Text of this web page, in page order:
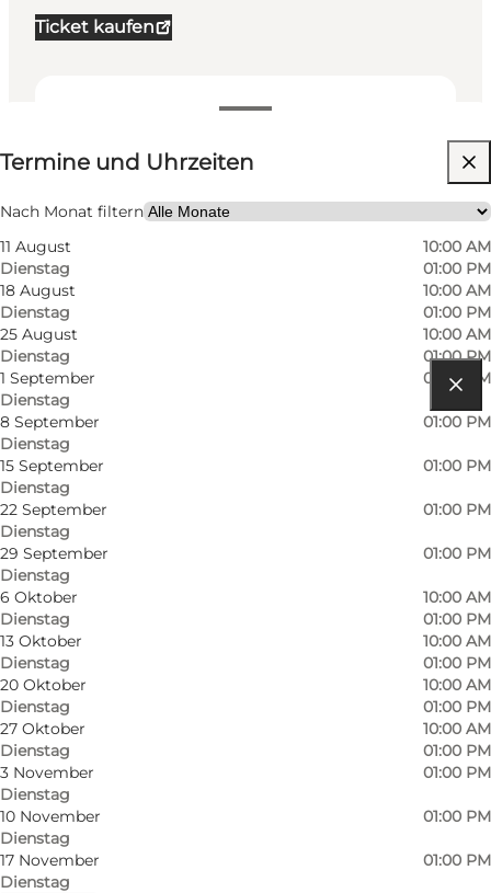
Ticket kaufen
Termine und Uhrzeiten
Termine und Uhrzeiten
Nach Monat filtern
11 August
Dienstag
10:00 AM
01:00 PM
18 August
Dienstag
10:00 AM
01:00 PM
25 August
Dienstag
10:00 AM
01:00 PM
1 September
Dienstag
01:00 PM
8 September
Dienstag
01:00 PM
15 September
Dienstag
01:00 PM
22 September
Dienstag
01:00 PM
29 September
Dienstag
01:00 PM
6 Oktober
Dienstag
10:00 AM
01:00 PM
13 Oktober
Dienstag
10:00 AM
01:00 PM
20 Oktober
Dienstag
10:00 AM
01:00 PM
27 Oktober
Dienstag
10:00 AM
01:00 PM
3 November
Dienstag
01:00 PM
10 November
Dienstag
01:00 PM
17 November
Dienstag
01:00 PM
Website besuchen
Route anzeigen
Sortebærdalen
Houvig Strand
6950 Ringkøbing